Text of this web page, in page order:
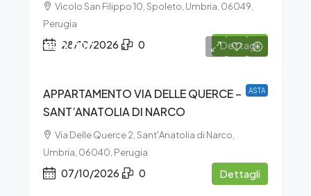
Vicolo San Filippo 10, Spoleto, Umbria, 06049,
Perugia
28/10/2026 0 Dettagli
ASTA
€20.000
APPARTAMENTO VIA DELLE QUERCE –
SANT’ANATOLIA DI NARCO
Via Delle Querce 2, Sant'Anatolia di Narco,
Umbria, 06040, Perugia
07/10/2026 0 Dettagli